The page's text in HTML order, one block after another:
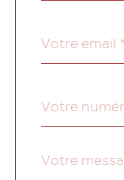
*
*
Fieldset
Message